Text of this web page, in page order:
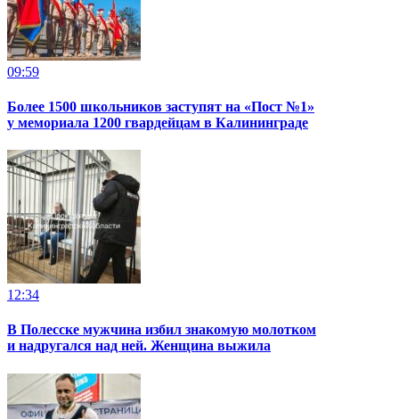
09:59
Более 1500 школьников заступят на «Пост №1»
у мемориала 1200 гвардейцам в Калининграде
12:34
В Полесске мужчина избил знакомую молотком
и надругался над ней. Женщина выжила